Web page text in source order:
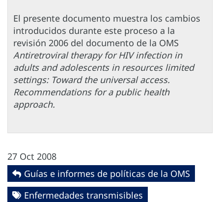
El presente documento muestra los cambios
introducidos durante este proceso a la
revisión 2006 del documento de la OMS
Antiretroviral therapy for HIV infection in
adults and adolescents in resources limited
settings: Toward the universal access.
Recommendations for a public health
approach.
27 Oct 2008
Guías e informes de políticas de la OMS
Enfermedades transmisibles